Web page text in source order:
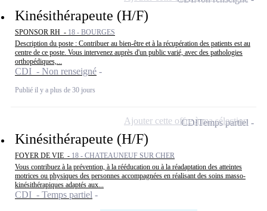
Kinésithérapeute (H/F)
SPONSOR RH - 18 - BOURGES
Description du poste : Contribuer au bien-être et à la récupération des patients est au
centre de ce poste. Vous intervenez auprès d'un public varié, avec des pathologies
orthopédiques,...
CDI - Non renseigné
Publié il y a plus de 30 jours
Kinésithérapeute (H/F)
FOYER DE VIE - 18 - CHATEAUNEUF SUR CHER
Vous contribuez à la prévention, à la rééducation ou à la réadaptation des atteintes
motrices ou physiques des personnes accompagnées en réalisant des soins masso-
kinésithérapiques adaptés aux...
CDI - Temps partiel
CDITemps partiel
Ajouter cette offre à ma sélection